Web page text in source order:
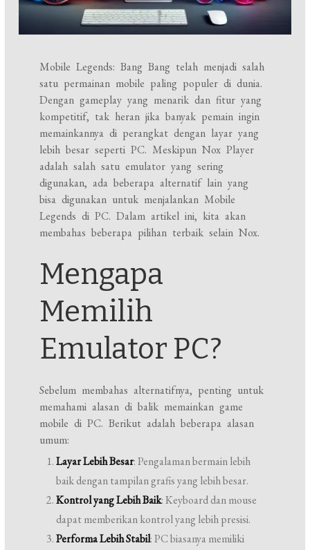
Mobile Legends: Bang Bang telah menjadi salah
satu permainan mobile paling populer di dunia.
Dengan gameplay yang menarik dan fitur yang
kompetitif, tak heran jika banyak pemain ingin
memainkannya di perangkat dengan layar yang
lebih besar seperti PC. Meskipun Nox Player
adalah salah satu emulator yang sering
digunakan, ada beberapa alternatif lain yang
bisa digunakan untuk menjalankan Mobile
Legends di PC. Dalam artikel ini, kita akan
membahas beberapa pilihan terbaik selain Nox.
Mengapa
Memilih
Emulator PC?
Sebelum membahas alternatifnya, penting untuk
memahami alasan di balik memainkan game
mobile di PC. Berikut adalah beberapa alasan
umum:
Layar Lebih Besar: Pengalaman bermain lebih
baik dengan tampilan grafis yang lebih besar.
Kontrol yang Lebih Baik: Keyboard dan mouse
dapat memberikan kontrol yang lebih presisi.
Performa Lebih Stabil: PC biasanya memiliki